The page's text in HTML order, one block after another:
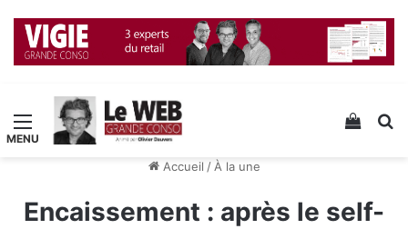
Menu Voir
Accueil / À la une
Encaissement : après le self-